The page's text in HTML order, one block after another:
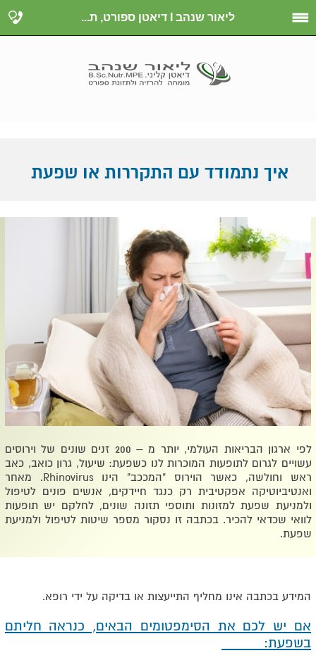
ליאור שנהב I דיאטן ספורט, ת...
המידע בכתבה אינו מחליף התייעצות או בדיקה על ידי רופא.
אם יש לכם את הסימפטומים הבאים, כנראה חליתם
בשפעת:
לפי ארגון הבריאות העולמי, יותר מ – 200 זנים שונים של וירוסים
עשויים לגרום לתופעות המוכרות לנו כשפעת: שיעול, גרון כואב, כאב
ראש וחולשה, כאשר הוירוס "המככב" הינו Rhinovirus. מאחר
ואנטיביוטיקה אפקטיבית רק כנגד חיידקים, אנשים פונים לטיפול
ולמניעת שפעת למזונות ותוספי תזונה שונים, לחלקם יש תופעות
לוואי שכדאי להכיר. בכתבה זו נסקור מספר שיטות לטיפול ולמניעת
שפעת.
איך נתמודד עם התקררות או שפעת